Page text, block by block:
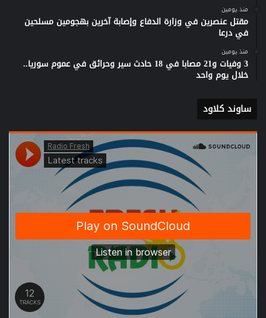
منذ يومين
مقتل عنصرين في وزارة الدفاع وإصابة آخرين بهجومين مسلحين
في درعا
منذ يومين
3 وفيات و21 مصابا في 18 حادث سير وحرائق في عموم سوريا..
خلال يوم واحد
ساوند كلاود